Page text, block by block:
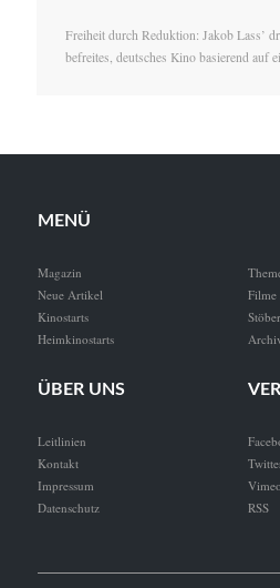
Freiheit durch Reduktion: Jakob Lass’
befreites, deutsches Kino basierend auf
MENÜ
Magazin
Neue Artikel
Kinostarts
Heimkinostarts
ÜBER UNS
Leitlinien
Kontakt
Impressum
Datenschutz
Vimeo
RSS